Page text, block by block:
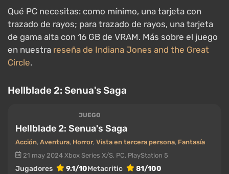
Hellblade 2: Senua's Saga
Acción, Aventura,Horror,Vista en tercera persona,Fantasía
21 may 2024 Xbox Series X/S, PC, PlayStation 5
Jugadores 9.1/10Metacritic
81/100
Una aventura cinematográfica sobre la guerrera
Senua, que se abre camino a través de Islandia de la
era vikinga y sus propias alucinaciones.Hellblade 2
es un referente de fotorrealismo en Unreal Engine 5:
Nanite sostiene la geometría de cuevas y